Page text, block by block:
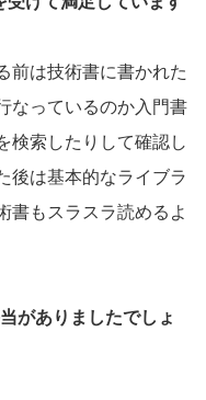
前は技術書に書かれた
なっているのか入門書
検索したりして確認し
後は基本的なライブラ
書もスラスラ読めるよ
がありましたでしょ